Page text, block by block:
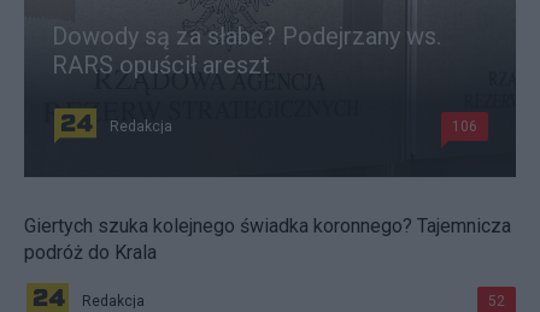
Dowody są za słabe? Podejrzany ws.
RARS opuścił areszt
Redakcja 106
Giertych szuka kolejnego świadka koronnego? Tajemnicza
podróż do Krala
Redakcja 52